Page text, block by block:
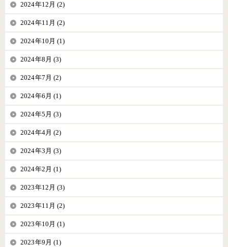
2024年12月 (2)
2024年11月 (2)
2024年10月 (1)
2024年8月 (3)
2024年7月 (2)
2024年6月 (1)
2024年5月 (3)
2024年4月 (2)
2024年3月 (3)
2024年2月 (1)
2023年12月 (3)
2023年11月 (2)
2023年10月 (1)
2023年9月 (1)